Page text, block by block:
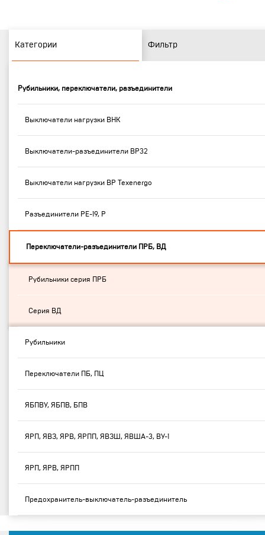
Категории Фильтр
Рубильники, переключатели, разъединители
Выключатели нагрузки ВНК
Выключатели-разъединители ВР32
Выключатели нагрузки ВР Texenergo
Разъединители РЕ-19, Р
Переключатели-разъединители ПРБ, ВД
Рубильники серия ПРБ
Серия ВД
Рубильники
Переключатели ПБ, ПЦ
ЯБПВУ, ЯБПВ, БПВ
ЯРП, ЯВЗ, ЯРВ, ЯРПП, ЯВЗШ, ЯВША-3, ВУ-1
ЯРП, ЯРВ, ЯРПП
Предохранитель-выключатель-разъединитель